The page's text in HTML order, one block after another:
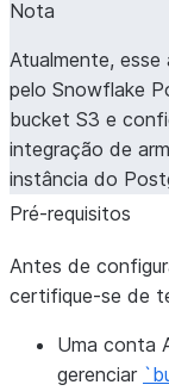
Nota
Atualmente,
pelo Snowflake
bucket S3 e
integração de
instância do
Pré-requisitos
Antes de
certifique-se de
Uma conta
gerenciar